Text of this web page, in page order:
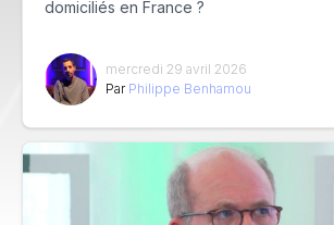
domiciliés en France ?
mercredi 29 avril 2026
Par Philippe Benhamou